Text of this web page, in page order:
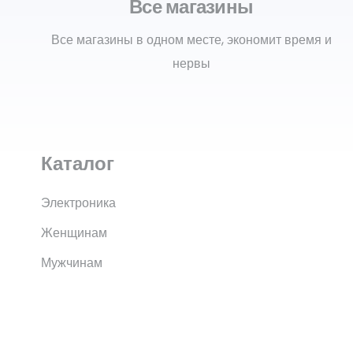
Все магазины
Все магазины в одном месте, экономит время и
нервы
Каталог
Электроника
Женщинам
Мужчинам